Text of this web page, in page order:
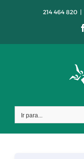
214 464 820 |
Ir para...